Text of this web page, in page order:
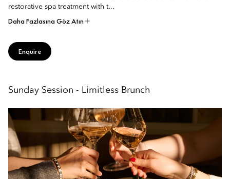
restorative spa treatment with t...
Daha Fazlasına Göz Atın
Enquire
Sunday Session - Limitless Brunch